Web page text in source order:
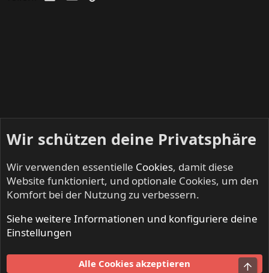
NO SLEEP TILL LIVE - Festivals & Open Airs
Nutzungsbedingungen Datenschutz
Wir schützen deine Privatsphäre
Wir verwenden essentielle Cookies, damit diese
Website funktioniert, und optionale Cookies, um den
Komfort bei der Nutzung zu verbessern.
Siehe weitere Informationen und konfiguriere deine
Einstellungen
Alle Cookies akzeptieren